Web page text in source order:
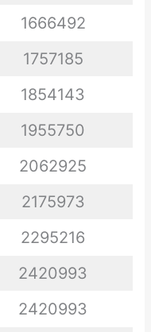
1666492
1757185
1854143
1955750
2062925
2175973
2295216
2420993
2420993